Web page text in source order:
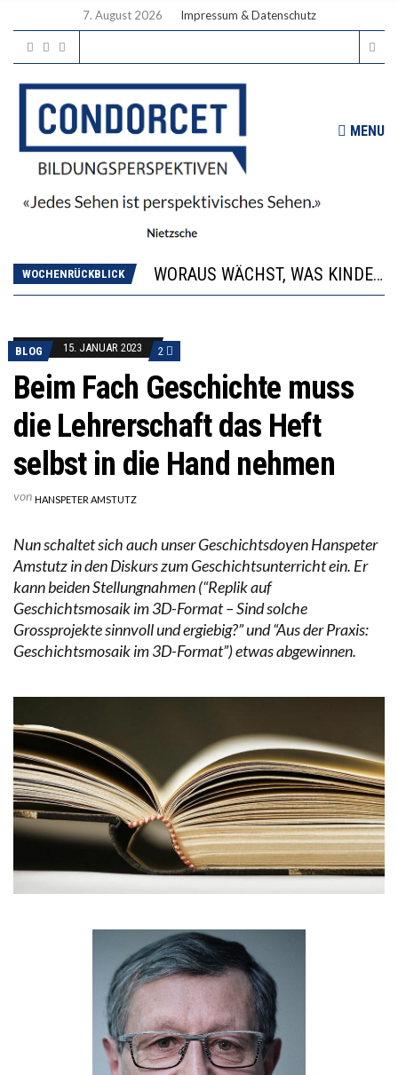
7. August 2026 Impressum & Datenschutz
MENU
WOCHENRÜCKBLICK
“WIR BEOBACHTEN EINEN REGELRECHTEN STURZFLUG BEI DEN LERNLEISTUNGEN”
DIE VERSTÄRKTE HARMONISIERUNG IM SCHULWESEN VERRINGERT DAS INNOVATIONSPOTENZIAL
BLOG 15. JANUAR 2023 2
Beim Fach Geschichte muss
die Lehrerschaft das Heft
selbst in die Hand nehmen
von HANSPETER AMSTUTZ
Nun schaltet sich auch unser Geschichtsdoyen Hanspeter
Amstutz in den Diskurs zum Geschichtsunterricht ein. Er
kann beiden Stellungnahmen (“Replik auf
Geschichtsmosaik im 3D-Format – Sind solche
Grossprojekte sinnvoll und ergiebig?” und “Aus der Praxis:
Geschichtsmosaik im 3D-Format”) etwas abgewinnen.